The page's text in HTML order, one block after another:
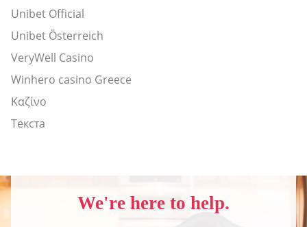
Unibet Official
Unibet Österreich
VeryWell Casino
Winhero casino Greece
Καζίνο
Текста
We're here to help.